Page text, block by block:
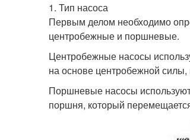
1. Тип насоса
Первым делом необходимо
центробежные и поршневые.
Центробежные насосы
на основе центробежной
Поршневые насосы
поршня, который